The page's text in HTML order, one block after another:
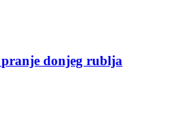
pranje donjeg rublja